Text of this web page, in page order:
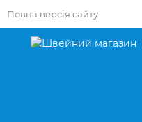
Повна версія сайту